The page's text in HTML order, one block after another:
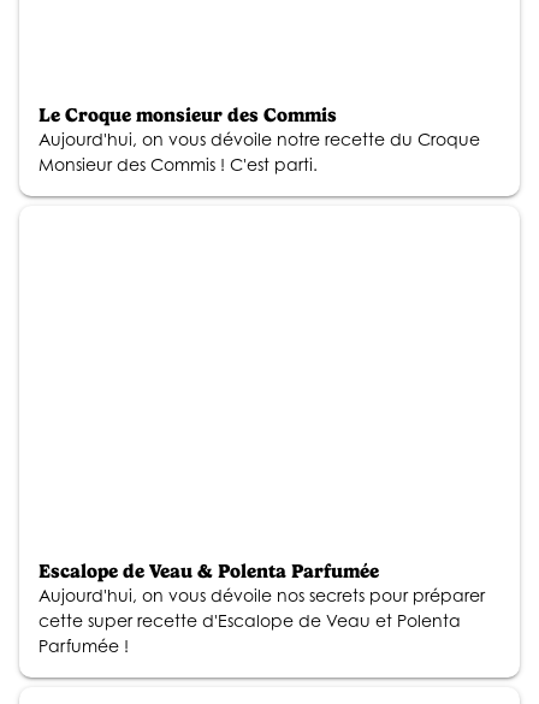
Le Croque monsieur des Commis
Aujourd'hui, on vous dévoile notre recette du Croque
Monsieur des Commis ! C'est parti.
Escalope de Veau & Polenta Parfumée
Aujourd'hui, on vous dévoile nos secrets pour préparer
cette super recette d'Escalope de Veau et Polenta
Parfumée !